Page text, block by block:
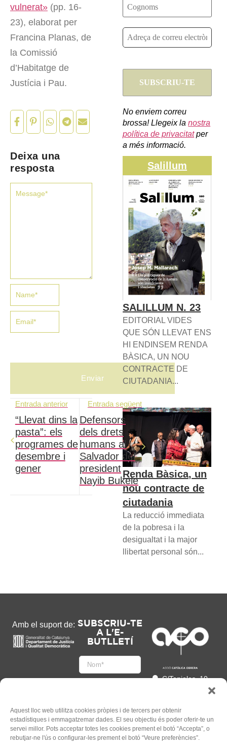
Aquest lloc web utilitza cookies pròpies i de tercers per obtenir
estadístiques i emmagatzemar dades. El seu objectiu és poder oferir-te un
servei millor. Pots acceptar totes les cookies prement el botó “Accepta”, o
rebutjar-ne l'ús o configurar-les prement el botó “Veure preferències”.
vulnerat» (pp. 16-
23), elaborat per
Francina Planas, de
la Comissió
d’Habitatge de
Justícia i Pau.
Deixa una
resposta
Entrada anterior
“Llevat dins la
pasta”: els
programes de
desembre i
gener
Entrada següent
Defensors
dels drets
humans al
Salvador del
president
Nayib Bukele
No enviem correu
brossa! Llegeix lanostra
política de privacitatper
a més informació.
Salillum
SALILLUM N. 23
EDITORIAL VIDES
QUE SÓN LLEVAT ENS
HI ENDINSEM RENDA
BÀSICA, UN NOU
CONTRACTE DE
CIUTADANIA...
Renda Bàsica, un
nou contracte de
ciutadania
La reducció immediata
de la pobresa i la
desigualtat i la major
llibertat personal són...
Amb el suport de: SUBSCRIU-TE
A L'E-
BUTLLETÍ
Accepto
l'Informació legal
C/Tapioles, 10
93 505 86 86
hola@acocat.org